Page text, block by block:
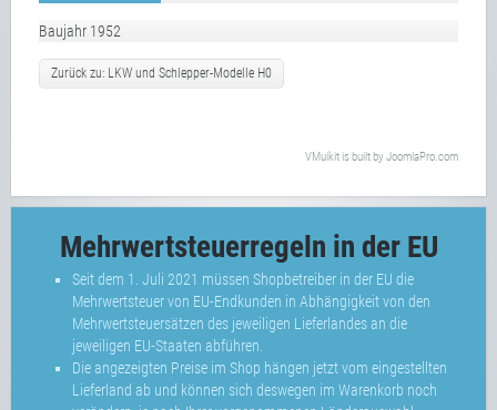
Baujahr 1952
Zurück zu: LKW und Schlepper-Modelle H0
VMuikit is built by JoomlaPro.com
Mehrwertsteuerregeln in der EU
Seit dem 1. Juli 2021 müssen Shopbetreiber in der EU die
Mehrwertsteuer von EU-Endkunden in Abhängigkeit von den
Mehrwertsteuersätzen des jeweiligen Lieferlandes an die
jeweiligen EU-Staaten abführen.
Die angezeigten Preise im Shop hängen jetzt vom eingestellten
Lieferland ab und können sich deswegen im Warenkorb noch